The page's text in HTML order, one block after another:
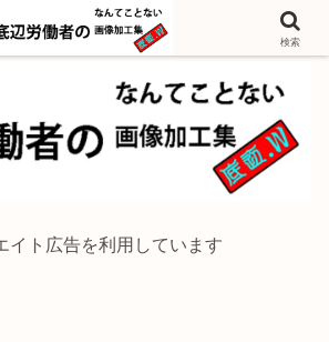
が風景写真をイラスト風に加工するブログ
イト広告を利用しています
検索